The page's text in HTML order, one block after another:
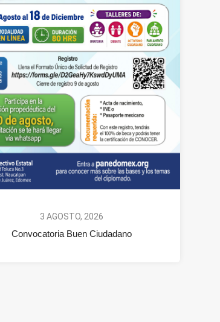
3 AGOSTO, 2026
Convocatoria Buen Ciudadano